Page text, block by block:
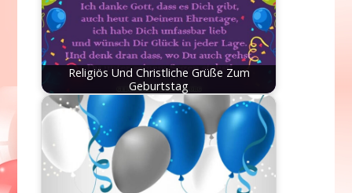
Religiös Und Christliche Grüße Zum
Geburtstag